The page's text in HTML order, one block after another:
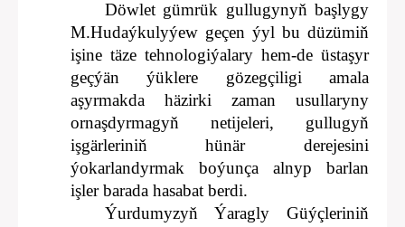
Döwlet gümrük gullugynyň başlygy
M.Hudaýkulyýew geçen ýyl bu düzümiň
işine täze tehnologiýalary hem-de üstaşyr
geçýän ýüklere gözegçiligi amala
aşyrmakda häzirki zaman usullaryny
ornaşdyrmagyň netijeleri, gullugyň
işgärleriniň hünär derejesini
ýokarlandyrmak boýunça alnyp barlan
işler barada hasabat berdi.
Ýurdumyzyň Ýaragly Güýçleriniň